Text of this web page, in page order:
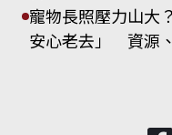
寵物長照壓力山大
安心老去」 資源